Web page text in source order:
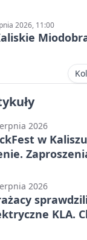
2026, 11:00
2026
w
2026
KLA.